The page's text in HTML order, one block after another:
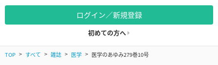
ログイン／新規登録
初めての方へ
TOP すべて 雑誌 医学 医学のあゆみ279巻10号